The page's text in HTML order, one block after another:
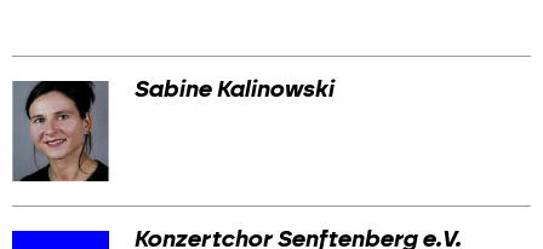
Sabine Kalinowski
Konzertchor Senftenberg e.V.